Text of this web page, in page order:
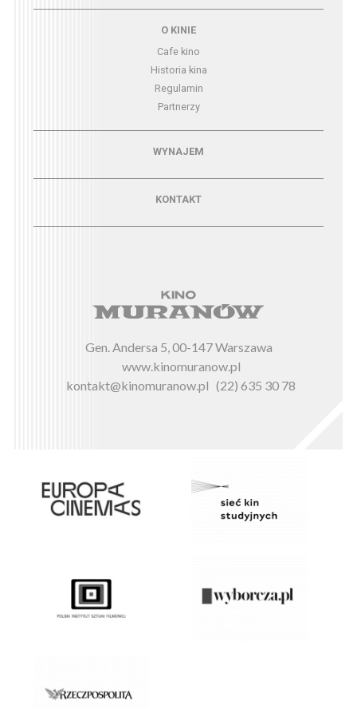
O KINIE
Cafe kino
Historia kina
Regulamin
Partnerzy
Menu - wynajemWYNAJEM
KONTAKT
Gen. Andersa 5, 00-147 Warszawa
www.kinomuranow.pl
kontakt@kinomuranow.pl (22) 635 30 78